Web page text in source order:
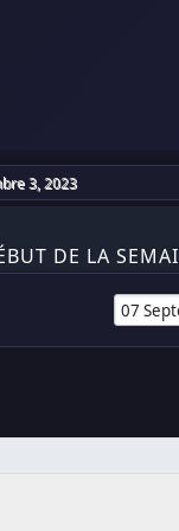
3, 2023
DE LA